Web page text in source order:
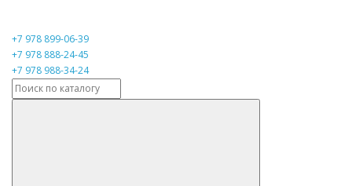
+7 978 899-06-39
+7 978 888-24-45
+7 978 988-34-24